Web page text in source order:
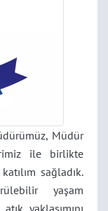
Müdür
ile birlikte
sağladık.
yaşam